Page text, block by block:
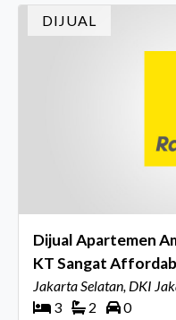
DIJUAL
Dijual Apartemen
KT Sangat
Jakarta Selatan, DKI
3
2 0